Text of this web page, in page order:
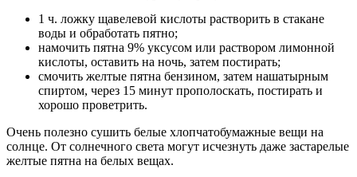
1 ч. ложку щавелевой кислоты растворить в стакане
воды и обработать пятно;
намочить пятна 9% уксусом или раствором лимонной
кислоты, оставить на ночь, затем постирать;
смочить желтые пятна бензином, затем нашатырным
спиртом, через 15 минут прополоскать, постирать и
хорошо проветрить.
Очень полезно сушить белые хлопчатобумажные вещи на
солнце. От солнечного света могут исчезнуть даже застарелые
желтые пятна на белых вещах.